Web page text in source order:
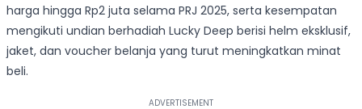
harga hingga Rp2 juta selama PRJ 2025, serta kesempatan
mengikuti undian berhadiah Lucky Deep berisi helm eksklusif,
jaket, dan voucher belanja yang turut meningkatkan minat
beli.